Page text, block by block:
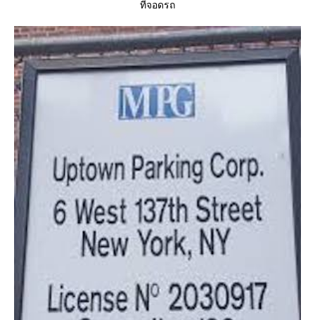
ที่จอดรถ